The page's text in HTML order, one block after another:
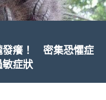
發癢！ 密集恐懼症
症狀